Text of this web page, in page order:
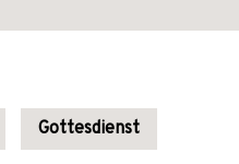
Gottesdienst